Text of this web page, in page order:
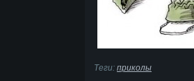
Теги: приколы